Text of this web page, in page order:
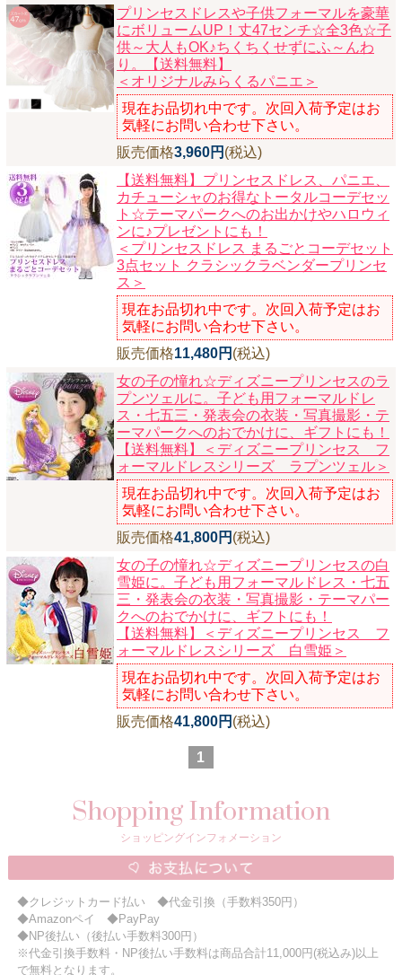
プリンセスドレスや子供フォーマルを豪華
にボリュームUP！丈47センチ☆全3色☆子
供～大人もOK♪ちくちくせずにふ～んわ
り。【送料無料】
＜オリジナルみらくるパニエ＞
現在お品切れ中です。次回入荷予定はお
気軽にお問い合わせ下さい。
販売価格3,960円 (税込)
【送料無料】プリンセスドレス、パニエ、
カチューシャのお得なトータルコーデセッ
ト☆テーマパークへのお出かけやハロウィ
ンに♪プレゼントにも！
＜プリンセスドレス まるごとコーデセット
3点セット クラシックラベンダープリンセ
ス＞
現在お品切れ中です。次回入荷予定はお
気軽にお問い合わせ下さい。
販売価格11,480円 (税込)
女の子の憧れ☆ディズニープリンセスのラ
プンツェルに。子ども用フォーマルドレ
ス・七五三・発表会の衣装・写真撮影・テ
ーマパークへのおでかけに、ギフトにも！
【送料無料】＜ディズニープリンセス フ
ォーマルドレスシリーズ ラプンツェル＞
現在お品切れ中です。次回入荷予定はお
気軽にお問い合わせ下さい。
販売価格41,800円 (税込)
女の子の憧れ☆ディズニープリンセスの白
雪姫に。子ども用フォーマルドレス・七五
三・発表会の衣装・写真撮影・テーマパー
クへのおでかけに、ギフトにも！
【送料無料】＜ディズニープリンセス フ
ォーマルドレスシリーズ 白雪姫＞
現在お品切れ中です。次回入荷予定はお
気軽にお問い合わせ下さい。
販売価格41,800円 (税込)
1
Shopping Information
ショッピングインフォメーション
◆クレジットカード払い ◆代金引換（手数料350円）
◆Amazonペイ ◆PayPay
◆NP後払い（後払い手数料300円）
※代金引換手数料・NP後払い手数料は商品合計11,000円(税込み)以上
で無料となります。